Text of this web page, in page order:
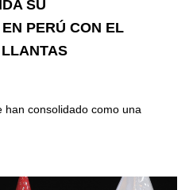
SU
PERÚ CON EL
han consolidado como una